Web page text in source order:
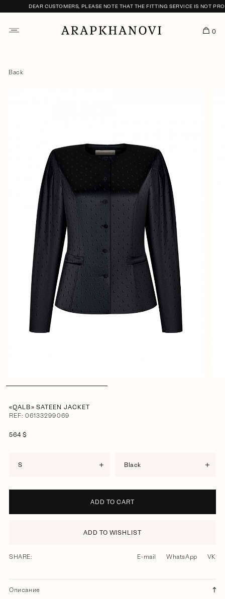
DEAR CUSTOMERS, PLEASE NOTE THAT THE FITTING SERVICE IS NOT
0
Back
«QALB» SATEEN JACKET
REF: 06133299069
564 $
S black
ADD TO CART
ADD TO WISHLIST
SHARE: E-mail WhatsApp VK
Описание